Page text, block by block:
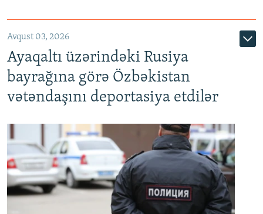
Avqust 03, 2026
Ayaqaltı üzərindəki Rusiya
bayrağına görə Özbəkistan
vətəndaşını deportasiya etdilər